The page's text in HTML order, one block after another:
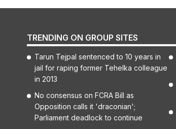
TRENDING ON GROUP SITES
Tarun Tejpal sentenced to 10 years in
jail for raping former Tehelka colleague
in 2013
No consensus on FCRA Bill as
Opposition calls it 'draconian';
Parliament deadlock to continue